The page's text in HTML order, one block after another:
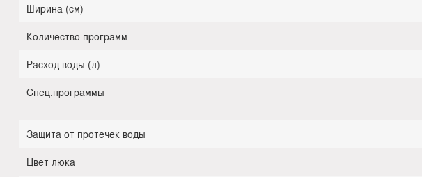
Ширина (см)
Количество программ
Расход воды (л)
Спец.программы
Защита от протечек воды
Цвет люка